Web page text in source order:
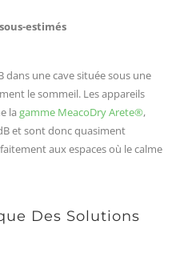
estimés
une cave située sous une
le sommeil. Les appareils
la gamme MeacoDry Arete®,
et sont donc quasiment
aux espaces où le calme
Des Solutions